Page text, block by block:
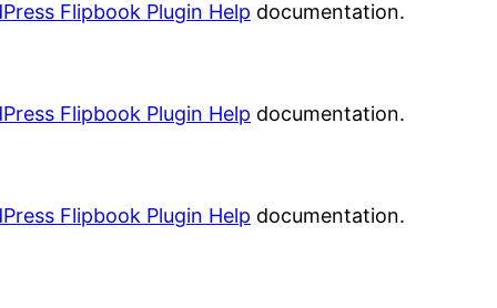
Flipbook Plugin Help documentation.
Flipbook Plugin Help documentation.
Flipbook Plugin Help documentation.